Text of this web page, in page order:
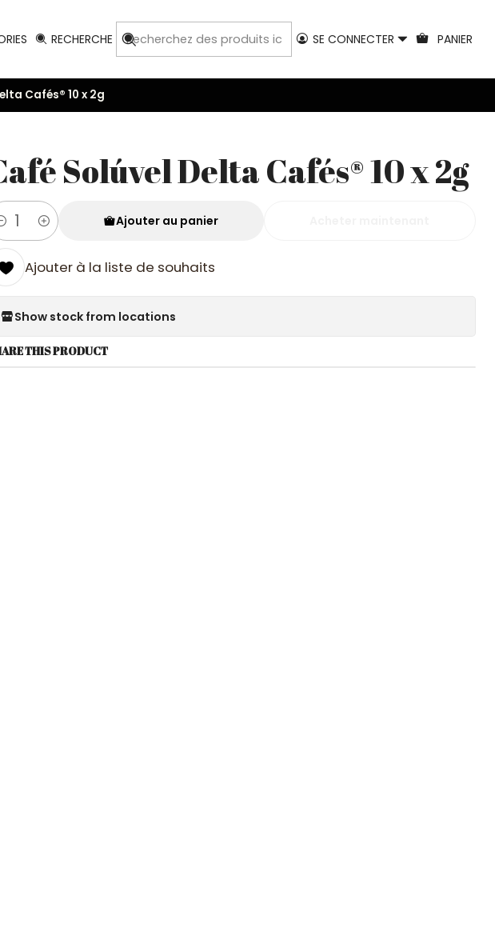
RECHERCHE SE CONNECTER PANIER
Cafés® 10 x 2g
Solúvel Delta Cafés® 10 x 2g
Ajouter au panier
Ajouter à la liste de souhaits
Show stock from locations
THIS PRODUCT